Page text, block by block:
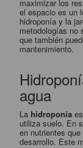
maximizar los
el espacio es un
hidroponía y la
metodologías no
que también
mantenimiento.
agua
La hidroponía
utiliza suelo. En
en nutrientes
desarrollo. Este